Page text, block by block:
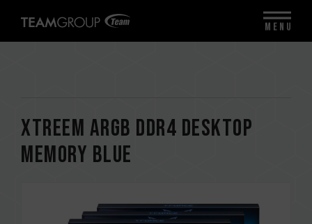
XTREEM ARGB DDR4 DESKTOP
MEMORY BLUE
MENU